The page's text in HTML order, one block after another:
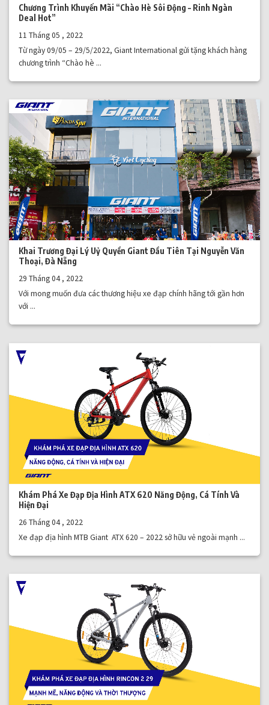
Chương Trình Khuyến Mãi “Chào Hè Sôi Động – Rinh Ngàn
Deal Hot”
11 Tháng 05 , 2022
Từ ngày 09/05 – 29/5/2022, Giant International gửi tặng khách hàng
chương trình “Chào hè ...
Khai Trương Đại Lý Uỷ Quyền Giant Đầu Tiên Tại Nguyễn Văn
Thoại, Đà Nẵng
29 Tháng 04 , 2022
Với mong muốn đưa các thương hiệu xe đạp chính hãng tới gần hơn
với ...
Khám Phá Xe Đạp Địa Hình ATX 620 Năng Động, Cá Tính Và
Hiện Đại
26 Tháng 04 , 2022
Xe đạp địa hình MTB Giant ATX 620 – 2022 sở hữu vẻ ngoài mạnh ...